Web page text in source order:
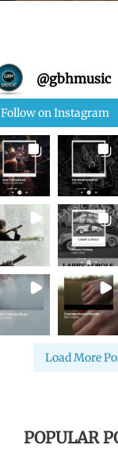
@gbhmusic
Follow on Instagram
Load More
POPULAR